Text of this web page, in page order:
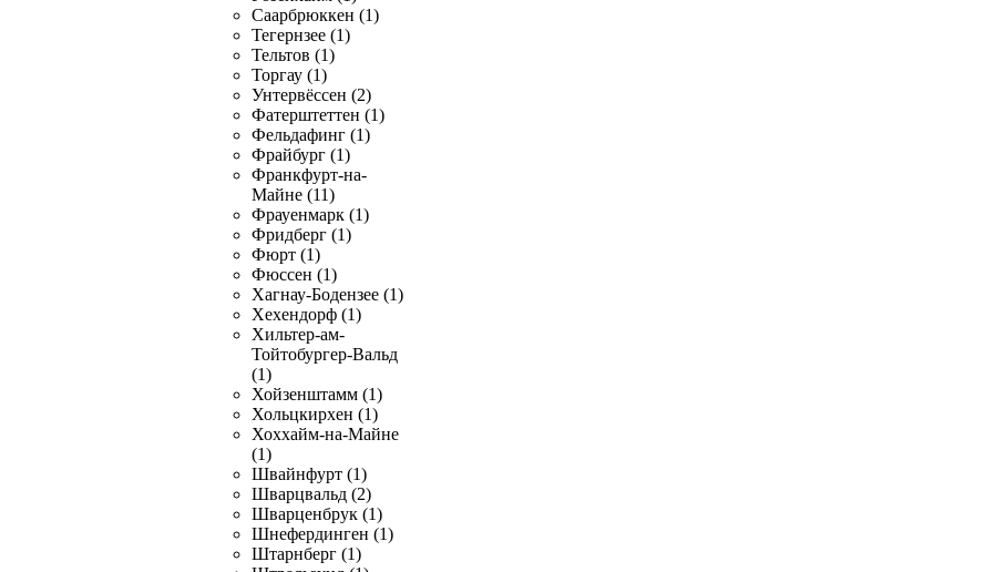
Саарбрюккен (1)
Тегернзее (1)
Тельтов (1)
Торгау (1)
Унтервёссен (2)
Фатерштеттен (1)
Фельдафинг (1)
Фрайбург (1)
Франкфурт-на-
Майне (11)
Фрауенмарк (1)
Фридберг (1)
Фюрт (1)
Фюссен (1)
Хагнау-Бодензее (1)
Хехендорф (1)
Хильтер-ам-
Тойтобургер-Вальд
(1)
Хойзенштамм (1)
Хольцкирхен (1)
Хоххайм-на-Майне
(1)
Швайнфурт (1)
Шварцвальд (2)
Шварценбрук (1)
Шнефердинген (1)
Штарнберг (1)